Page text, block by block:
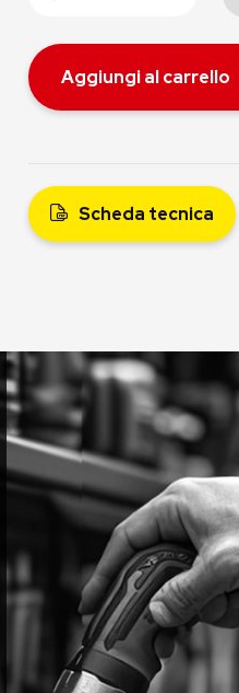
Aggiungi al carrello
Scheda tecnica